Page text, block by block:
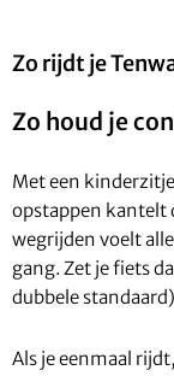
Zo rijdt je
Zo houd je
Met een
opstappen kantelt
wegrijden voelt
gang. Zet je fiets
dubbele
Als je eenmaal